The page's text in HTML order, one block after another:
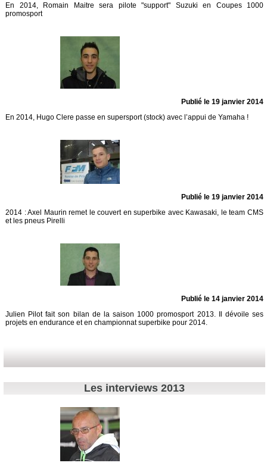
En 2014, Romain Maitre sera pilote "support" Suzuki en Coupes 1000
promosport
Publié le 19 janvier 2014
En 2014, Hugo Clere passe en supersport (stock) avec l’appui de Yamaha !
Publié le 19 janvier 2014
2014 : Axel Maurin remet le couvert en superbike avec Kawasaki, le team CMS
et les pneus Pirelli
Publié le 14 janvier 2014
Julien Pilot fait son bilan de la saison 1000 promosport 2013. Il dévoile ses
projets en endurance et en championnat superbike pour 2014.
Les interviews 2013